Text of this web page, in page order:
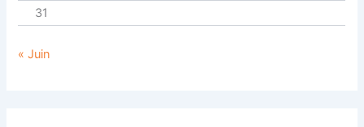
31
« Juin